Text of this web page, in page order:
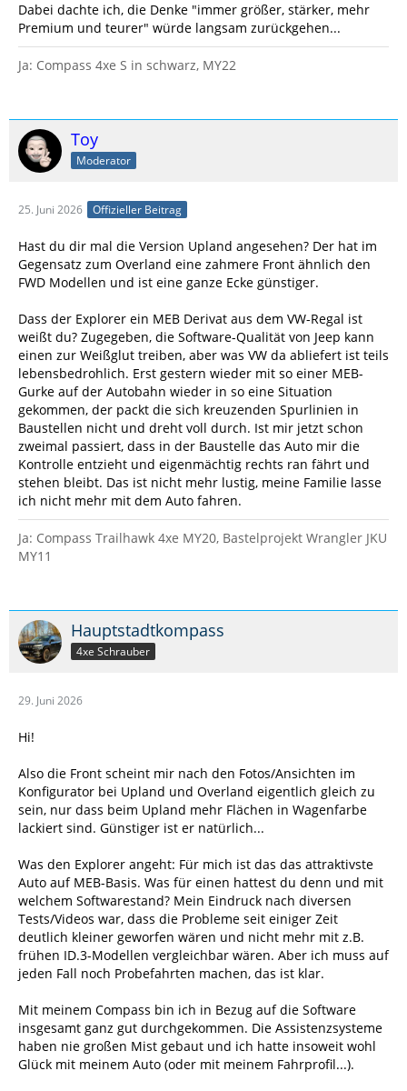
Dabei dachte ich, die Denke "immer größer, stärker, mehr
Premium und teurer" würde langsam zurückgehen...
Ja: Compass 4xe S in schwarz, MY22
Toy
Moderator
25. Juni 2026 Offizieller Beitrag
Hast du dir mal die Version Upland angesehen? Der hat im
Gegensatz zum Overland eine zahmere Front ähnlich den
FWD Modellen und ist eine ganze Ecke günstiger.
Dass der Explorer ein MEB Derivat aus dem VW-Regal ist
weißt du? Zugegeben, die Software-Qualität von Jeep kann
einen zur Weißglut treiben, aber was VW da abliefert ist teils
lebensbedrohlich. Erst gestern wieder mit so einer MEB-
Gurke auf der Autobahn wieder in so eine Situation
gekommen, der packt die sich kreuzenden Spurlinien in
Baustellen nicht und dreht voll durch. Ist mir jetzt schon
zweimal passiert, dass in der Baustelle das Auto mir die
Kontrolle entzieht und eigenmächtig rechts ran fährt und
stehen bleibt. Das ist nicht mehr lustig, meine Familie lasse
ich nicht mehr mit dem Auto fahren.
Ja: Compass Trailhawk 4xe MY20, Bastelprojekt Wrangler JKU
MY11
Hauptstadtkompass
4xe Schrauber
29. Juni 2026
Hi!
Also die Front scheint mir nach den Fotos/Ansichten im
Konfigurator bei Upland und Overland eigentlich gleich zu
sein, nur dass beim Upland mehr Flächen in Wagenfarbe
lackiert sind. Günstiger ist er natürlich...
Was den Explorer angeht: Für mich ist das das attraktivste
Auto auf MEB-Basis. Was für einen hattest du denn und mit
welchem Softwarestand? Mein Eindruck nach diversen
Tests/Videos war, dass die Probleme seit einiger Zeit
deutlich kleiner geworfen wären und nicht mehr mit z.B.
frühen ID.3-Modellen vergleichbar wären. Aber ich muss auf
jeden Fall noch Probefahrten machen, das ist klar.
Mit meinem Compass bin ich in Bezug auf die Software
insgesamt ganz gut durchgekommen. Die Assistenzsysteme
haben nie großen Mist gebaut und ich hatte insoweit wohl
Glück mit meinem Auto (oder mit meinem Fahrprofil...).